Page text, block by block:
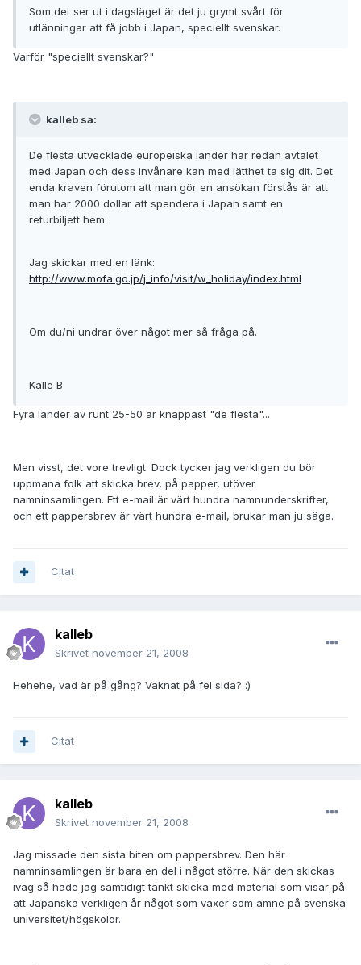
Som det ser ut i dagsläget är det ju grymt svårt för
utlänningar att få jobb i Japan, speciellt svenskar.
Varför "speciellt svenskar?"
kalleb sa:
De flesta utvecklade europeiska länder har redan avtalet
med Japan och dess invånare kan med lätthet ta sig dit. Det
enda kraven förutom att man gör en ansökan förstås är att
man har 2000 dollar att spendera i Japan samt en
returbiljett hem.
Jag skickar med en länk:
http://www.mofa.go.jp/j_info/visit/w_holiday/index.html
Om du/ni undrar över något mer så fråga på.
Kalle B
Fyra länder av runt 25-50 är knappast "de flesta"...
Men visst, det vore trevligt. Dock tycker jag verkligen du bör
uppmana folk att skicka brev, på papper, utöver
namninsamlingen. Ett e-mail är värt hundra namnunderskrifter,
och ett pappersbrev är värt hundra e-mail, brukar man ju säga.
Citat
kalleb
Skrivet november 21, 2008
Hehehe, vad är på gång? Vaknat på fel sida? :)
Citat
kalleb
Skrivet november 21, 2008
Jag missade den sista biten om pappersbrev. Den här
namninsamlingen är bara en del i något större. När den skickas
iväg så hade jag samtidigt tänkt skicka med material som visar på
att Japanska verkligen år något som växer som ämne på svenska
universitet/högskolor.